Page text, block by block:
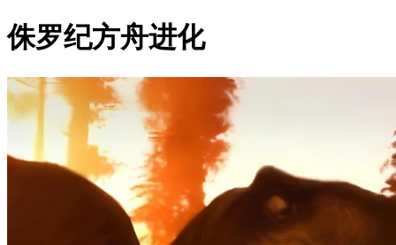
侏罗纪方舟进化